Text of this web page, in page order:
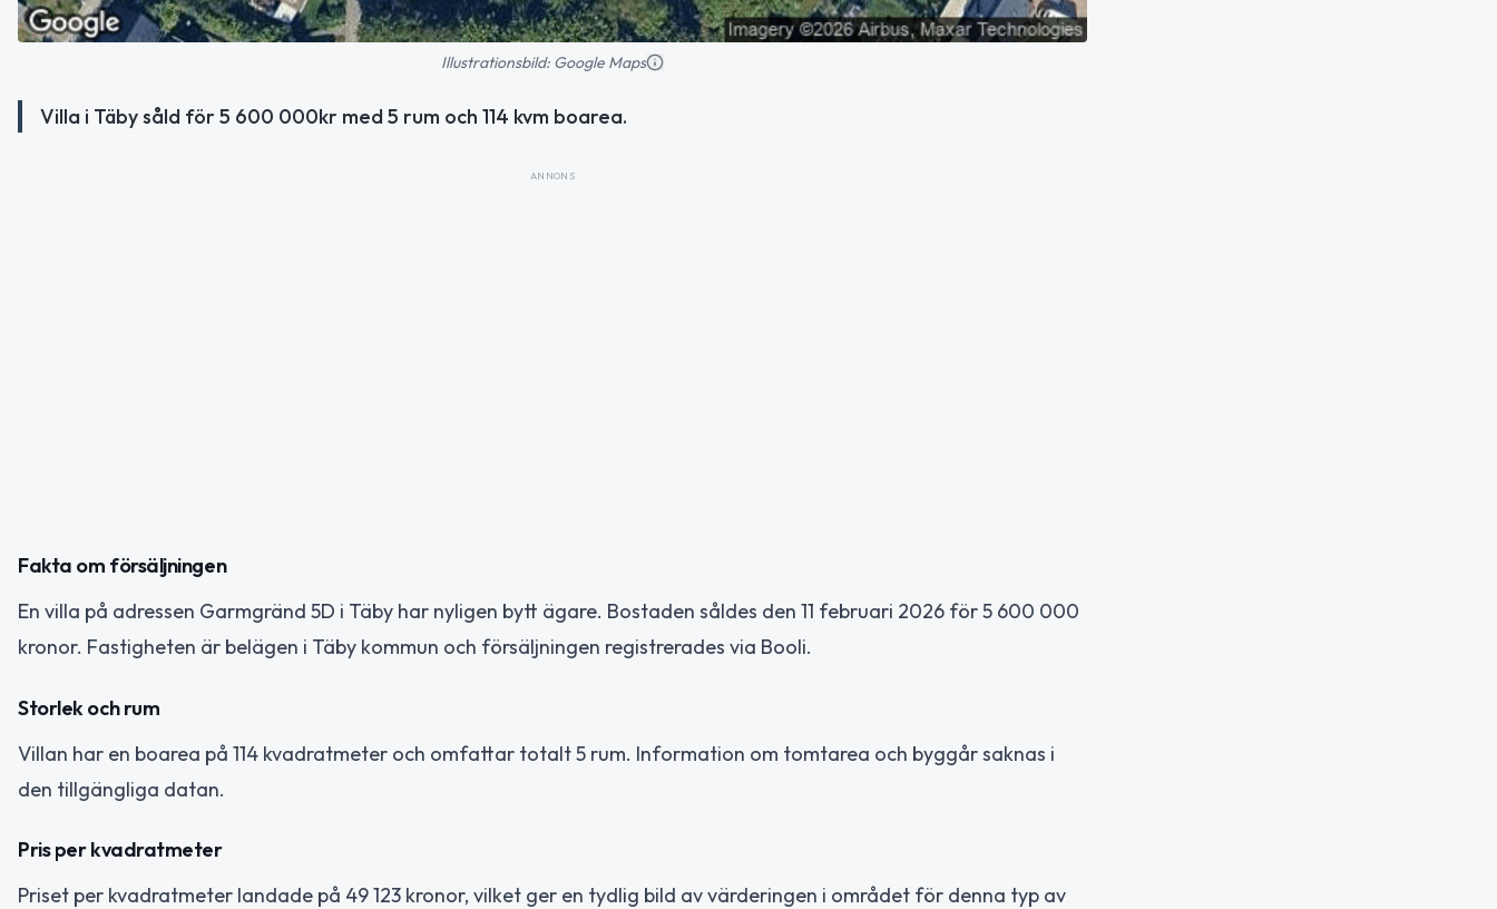
Illustrationsbild: Google Maps
Villa i Täby såld för 5 600 000kr med 5 rum och 114 kvm boarea.
ANNONS
Fakta om försäljningen
En villa på adressen Garmgränd 5D i Täby har nyligen bytt ägare. Bostaden såldes den 11 februari 2026 för 5 600 000
kronor. Fastigheten är belägen i Täby kommun och försäljningen registrerades via Booli.
Storlek och rum
Villan har en boarea på 114 kvadratmeter och omfattar totalt 5 rum. Information om tomtarea och byggår saknas i
den tillgängliga datan.
Pris per kvadratmeter
Priset per kvadratmeter landade på 49 123 kronor, vilket ger en tydlig bild av värderingen i området för denna typ av